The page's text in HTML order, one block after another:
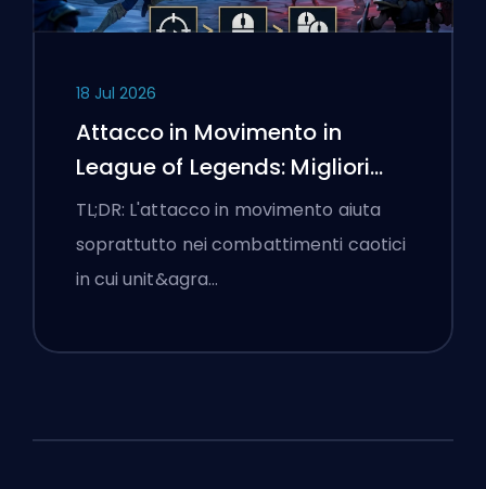
18 Jul 2026
Attacco in Movimento in
League of Legends: Migliori
Impostazioni
TL;DR: L'attacco in movimento aiuta
soprattutto nei combattimenti caotici
in cui unit&agra…